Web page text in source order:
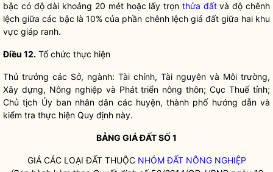
bậc có độ dài khoảng 20 mét hoặc lấy trọn thửa đấtvà độ chênh
lệch giữa các bậc là 10% của phần chênh lệch giá đấtgiữa hai khu
vực giáp ranh.
Điều 12. Tổ chức thực hiện
Thủ trưởng các Sở, ngành: Tài chính, Tài nguyên và Môi trường,
Xây dựng, Nông nghiệp và Phát triển nông thôn; Cục Thuế tỉnh;
Chủ tịch Ủy ban nhân dân các huyện, thành phố hướng dẫn và
kiểm tra thực hiện Quy định này.
BẢNG GIÁ ĐẤTSỐ 1
GIÁ CÁC LOẠI ĐẤT THUỘC NHÓM ĐẤT NÔNG NGHIỆP